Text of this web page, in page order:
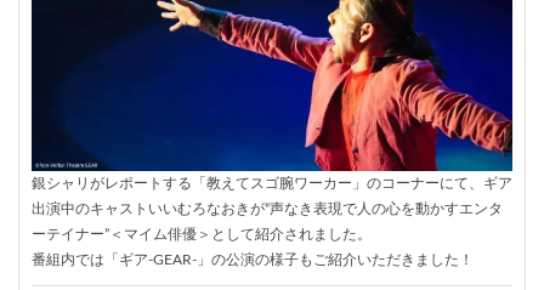
銀シャリがレポートする「教えてスゴ腕ワーカー」のコーナーにて、ギア
出演中のキャストいいむろなおきが“声なき表現で人の心を動かすエンタ
ーテイナー”＜マイム俳優＞として紹介されました。
番組内では「ギア-GEAR-」の公演の様子もご紹介いただきました！